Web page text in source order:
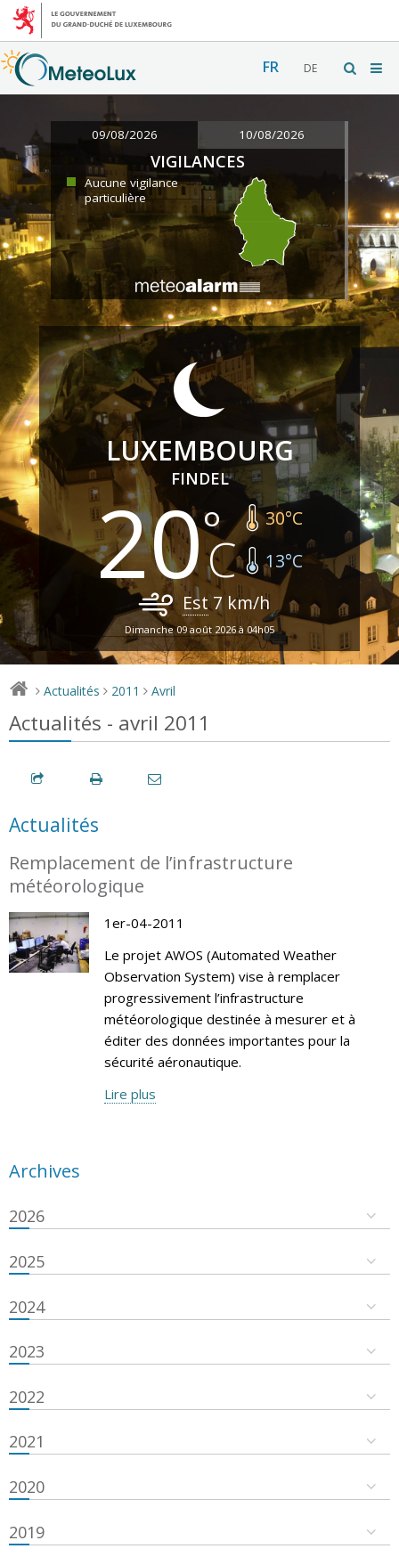
FR DE
09/08/2026 10/08/2026
VIGILANCES
Aucune vigilance
particulière
LUXEMBOURG
FINDEL
20 30°C
13°C
Est7 km/h
Dimanche 09 août 2026 à 04h05
> Actualités > 2011 > Avril
Actualités - avril 2011
Actualités
Remplacement de l’infrastructure
météorologique
1er-04-2011
Le projet AWOS (Automated Weather
Observation System) vise à remplacer
progressivement l’infrastructure
météorologique destinée à mesurer et à
éditer des données importantes pour la
sécurité aéronautique.
Lire plus
Archives
2026
2025
2024
2023
2022
2021
2020
2019